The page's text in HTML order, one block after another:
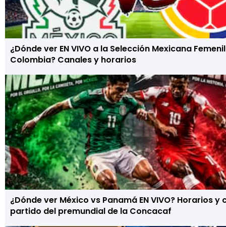
¿Dónde ver EN VIVO a la Selección Mexicana
Colombia? Canales y horarios
¿Dónde ver México vs Panamá EN VIVO? Horarios y
partido del premundial de la Concacaf